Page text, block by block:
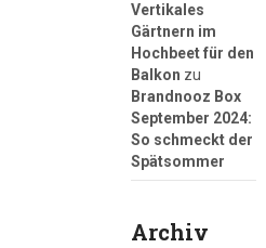
Vertikales
Gärtnern im
Hochbeet für den
Balkon zu
Brandnooz Box
September 2024:
So schmeckt der
Spätsommer
Archiv